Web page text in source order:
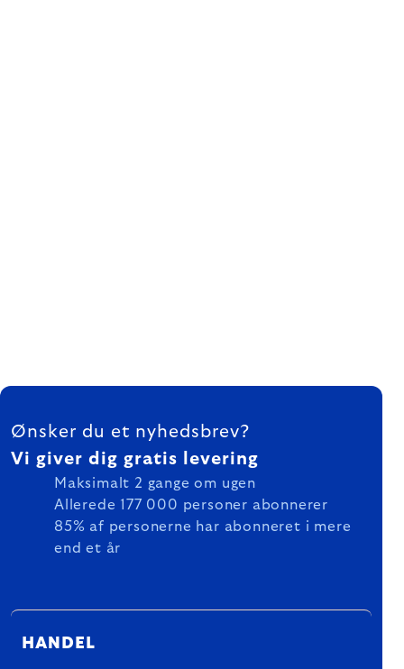
FOOTER
Ønsker du et nyhedsbrev?
Vi giver dig gratis levering
Maksimalt 2 gange om ugen
Allerede 177 000 personer abonnerer
85% af personerne har abonneret i mere
end et år
HANDEL